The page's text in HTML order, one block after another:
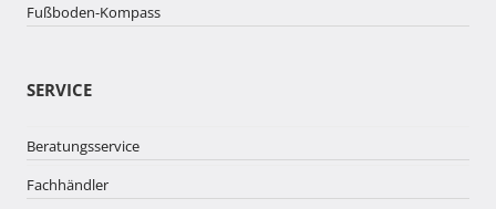
Fußboden-Kompass
SERVICE
Beratungsservice
Fachhändler